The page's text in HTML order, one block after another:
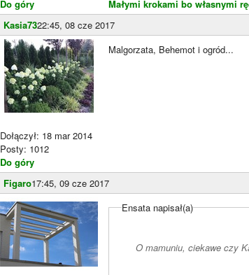
Do góry
Małymi krokami bo własnymi
Kasia7322:45, 08 cze 2017
Dołączył: 18 mar 2014
Posty: 1012
Do góry
Malgorzata, Behemot i ogród...
Figaro17:45, 09 cze 2017
Ensata napisał(a)
O mamuniu, ciekawe czy